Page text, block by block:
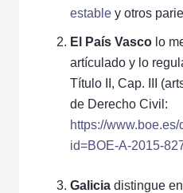
estable y otros
El País Vasco lo
artículado y lo
Título II, Cap. III
de Derecho Civil:
https://
id=BOE-A-2015-
Galicia distingue